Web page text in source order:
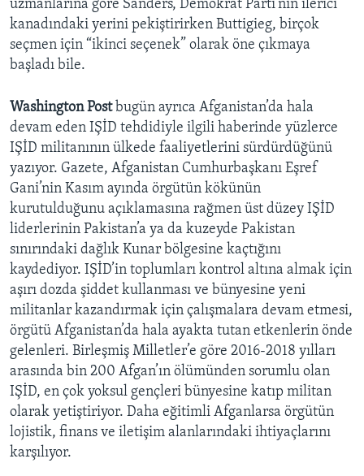
uzmanlarına göre Sanders, Demokrat Parti’nin ilerici
kanadındaki yerini pekiştirirken Buttigieg, birçok
seçmen için “ikinci seçenek” olarak öne çıkmaya
başladı bile.
Washington Postbugün ayrıca Afganistan’da hala
devam eden IŞİD tehdidiyle ilgili haberinde yüzlerce
IŞİD militanının ülkede faaliyetlerini sürdürdüğünü
yazıyor. Gazete, Afganistan Cumhurbaşkanı Eşref
Gani’nin Kasım ayında örgütün kökünün
kurutulduğunu açıklamasına rağmen üst düzey IŞİD
liderlerinin Pakistan’a ya da kuzeyde Pakistan
sınırındaki dağlık Kunar bölgesine kaçtığını
kaydediyor. IŞİD’in toplumları kontrol altına almak için
aşırı dozda şiddet kullanması ve bünyesine yeni
militanlar kazandırmak için çalışmalara devam etmesi,
örgütü Afganistan’da hala ayakta tutan etkenlerin önde
gelenleri. Birleşmiş Milletler’e göre 2016-2018 yılları
arasında bin 200 Afgan’ın ölümünden sorumlu olan
IŞİD, en çok yoksul gençleri bünyesine katıp militan
olarak yetiştiriyor. Daha eğitimli Afganlarsa örgütün
lojistik, finans ve iletişim alanlarındaki ihtiyaçlarını
karşılıyor.